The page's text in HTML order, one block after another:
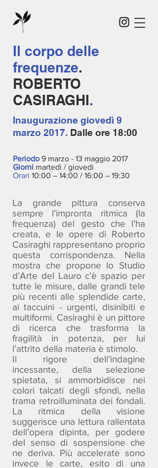
Il corpo delle
frequenze.
ROBERTO
CASIRAGHI.
Inaugurazione giovedì 9
marzo 2017. Dalle ore 18:00
Periodo 9 marzo - 13 maggio 2017
Giorni martedì / giovedì
Orari 10:00 – 14:00 / 16:00 – 19:30
La grande pittura conserva
sempre l’impronta ritmica (la
frequenza) del gesto che l’ha
creata, e le opere di Roberto
Casiraghi rappresentano proprio
questa corrispondenza. Nella
mostra che propone lo Studio
d’Arte del Lauro c’è spazio per
tutte le misure, dalle grandi tele
più recenti alle splendide carte,
ai taccuini - urgenti, disinibiti e
multiformi. Casiraghi è un pittore
di ricerca che trasforma la
fragilità in potenza, per lui
l’attrito della materia è stimolo.
Il rigore dell’indagine
incessante, della selezione
spietata, si ammorbidisce nei
colori talcati degli sfondi, nella
trama retroilluminata dei fondali.
La ritmica della visione
suggerisce una lettura rallentata
dell’opera dipinta, per godere
del senso di sospensione che
ne deriva. Più accelerate sono
invece le carte, esito di una